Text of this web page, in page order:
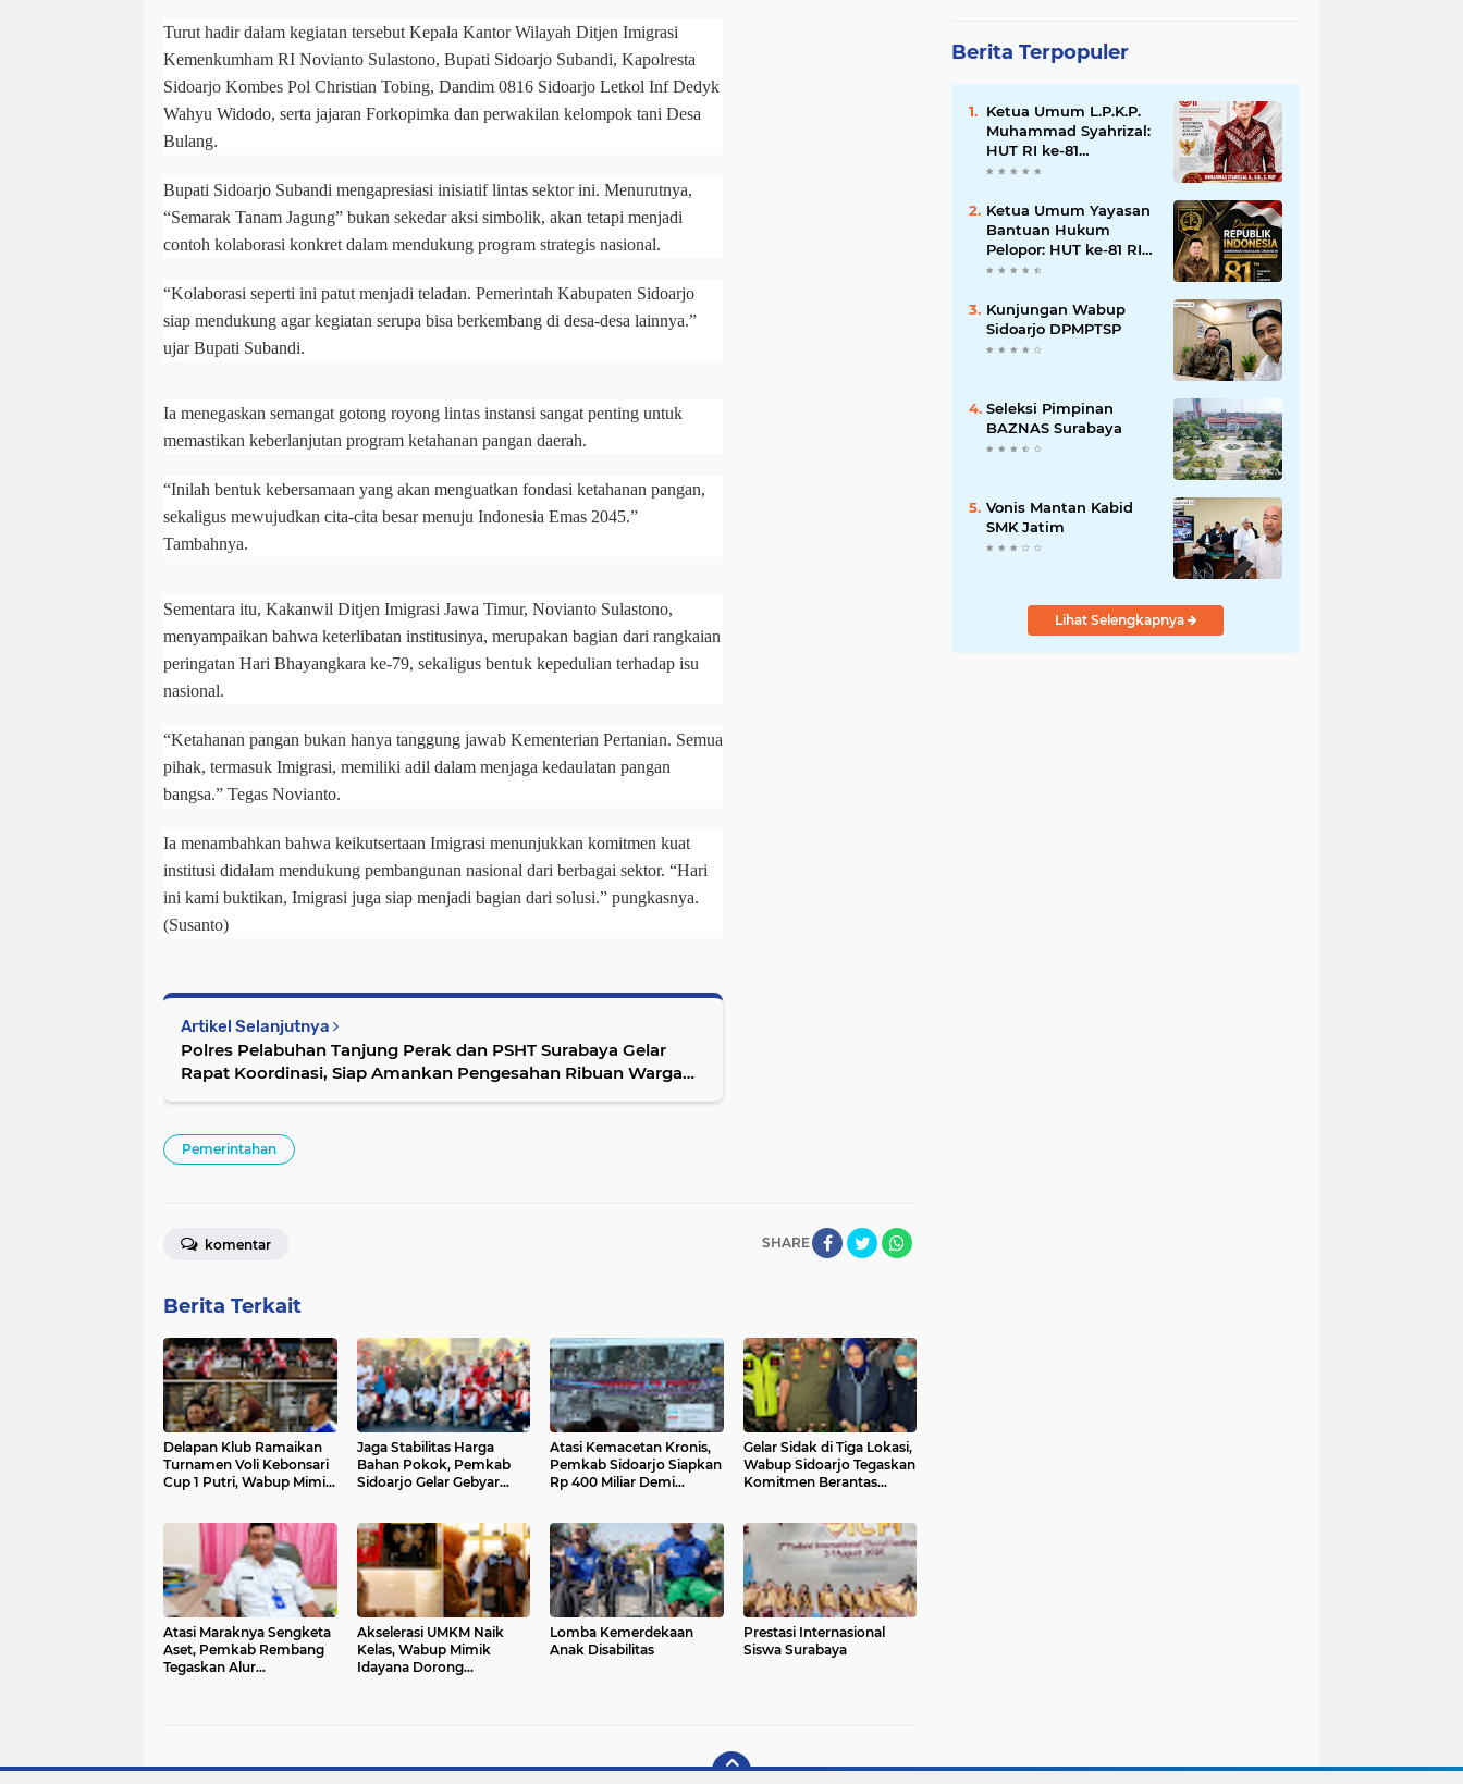
Turut hadir dalam kegiatan tersebut Kepala Kantor Wilayah Ditjen Imigrasi
Kemenkumham RI Novianto Sulastono, Bupati Sidoarjo Subandi, Kapolresta
Sidoarjo Kombes Pol Christian Tobing, Dandim 0816 Sidoarjo Letkol Inf Dedyk
Wahyu Widodo, serta jajaran Forkopimka dan perwakilan kelompok tani Desa
Bulang.
Bupati Sidoarjo Subandi mengapresiasi inisiatif lintas sektor ini. Menurutnya,
“Semarak Tanam Jagung” bukan sekedar aksi simbolik, akan tetapi menjadi
contoh kolaborasi konkret dalam mendukung program strategis nasional.
“Kolaborasi seperti ini patut menjadi teladan. Pemerintah Kabupaten Sidoarjo
siap mendukung agar kegiatan serupa bisa berkembang di desa-desa lainnya.”
ujar Bupati Subandi.
Ia menegaskan semangat gotong royong lintas instansi sangat penting untuk
memastikan keberlanjutan program ketahanan pangan daerah.
“Inilah bentuk kebersamaan yang akan menguatkan fondasi ketahanan pangan,
sekaligus mewujudkan cita-cita besar menuju Indonesia Emas 2045.”
Tambahnya.
Sementara itu, Kakanwil Ditjen Imigrasi Jawa Timur, Novianto Sulastono,
menyampaikan bahwa keterlibatan institusinya, merupakan bagian dari rangkaian
peringatan Hari Bhayangkara ke-79, sekaligus bentuk kepedulian terhadap isu
nasional.
“Ketahanan pangan bukan hanya tanggung jawab Kementerian Pertanian. Semua
pihak, termasuk Imigrasi, memiliki adil dalam menjaga kedaulatan pangan
bangsa.” Tegas Novianto.
Ia menambahkan bahwa keikutsertaan Imigrasi menunjukkan komitmen kuat
institusi didalam mendukung pembangunan nasional dari berbagai sektor. “Hari
ini kami buktikan, Imigrasi juga siap menjadi bagian dari solusi.” pungkasnya.
(Susanto)
Artikel Selanjutnya
Polres Pelabuhan Tanjung Perak dan PSHT Surabaya Gelar
Rapat Koordinasi, Siap Amankan Pengesahan Ribuan Warga
Pemerintahan
SHARE
komentar
Berita Terkait
Delapan Klub Ramaikan
Turnamen Voli Kebonsari
Cup 1 Putri, Wabup Mimik
Jaga Stabilitas Harga
Bahan Pokok, Pemkab
Sidoarjo Gelar Gebyar
Atasi Kemacetan Kronis,
Pemkab Sidoarjo Siapkan
Rp 400 Miliar Demi
Gelar Sidak di Tiga Lokasi,
Wabup Sidoarjo Tegaskan
Komitmen Berantas
Atasi Maraknya Sengketa
Aset, Pemkab Rembang
Tegaskan Alur
Akselerasi UMKM Naik
Kelas, Wabup Mimik
Idayana Dorong
Lomba Kemerdekaan
Anak Disabilitas
Prestasi Internasional
Siswa Surabaya
Berita Terpopuler
Ketua Umum L.P.K.P.
Muhammad Syahrizal:
HUT RI ke-81
Momentum
Persatuan dan
Keadilan bagi Seluruh
Rakyat Indonesia.
Ketua Umum Yayasan
Bantuan Hukum
Pelopor: HUT ke-81 RI
Momentum
Persatuan, dan
Pengabdian kepada
Masyarakat
Kunjungan Wabup
Sidoarjo DPMPTSP
Seleksi Pimpinan
BAZNAS Surabaya
Vonis Mantan Kabid
SMK Jatim
Lihat Selengkapnya